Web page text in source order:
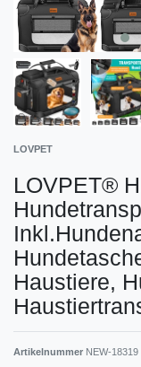
LOVPET
LOVPET®
Haustiere,
Artikelnummer NEW-18319